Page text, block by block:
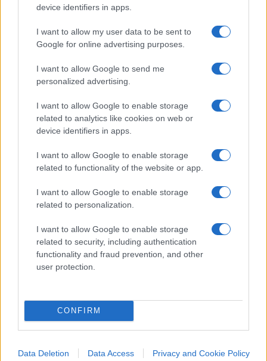
device identifiers in apps.
I want to allow my user data to be sent to
Google for online advertising purposes.
I want to allow Google to send me
personalized advertising.
I want to allow Google to enable storage
related to analytics like cookies on web or
device identifiers in apps.
I want to allow Google to enable storage
related to functionality of the website or app.
I want to allow Google to enable storage
related to personalization.
I want to allow Google to enable storage
related to security, including authentication
functionality and fraud prevention, and other
user protection.
CONFIRM
Data Deletion Data Access Privacy and Cookie Policy
Giorgio Carta, 2 marzo 2025
sufficientecliccare quiper iscriversi al canale ed
#CENTRODESTRA
#DONALD TRUMP
Leggi i commenti
SEDUTE SATIRICHE
Vignetta del 07/08/2026